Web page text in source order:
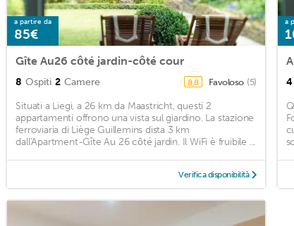
a partire da
85€
Gîte Au26 côté jardin-côté cour
8 Ospiti 2 Camere 8,8 Favoloso (5)
Situati a Liegi, a 26 km da Maastricht, questi 2
appartamenti offrono una vista sul giardino. La stazione
ferroviaria di Liège Guillemins dista 3 km
dall'Apartment-Gîte Au 26 côté jardin. Il WiFi è fruibile ...
Verifica disponibilità
a
4